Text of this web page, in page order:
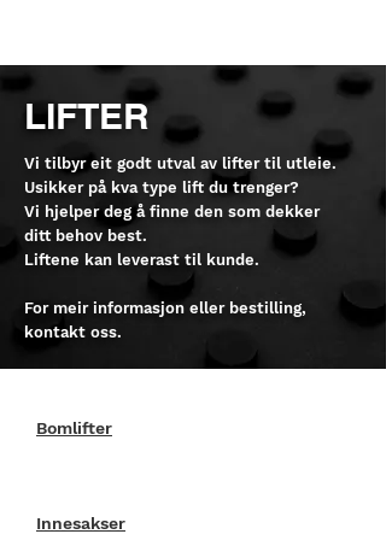
LIFTER
Vi tilbyr eit godt utval av lifter til utleie.
Usikker på kva type lift du trenger?
Vi hjelper deg å finne den som dekker
ditt behov best.
Liftene kan leverast til kunde.
For meir informasjon eller bestilling,
kontakt oss.
Bomlifter
Innesakser